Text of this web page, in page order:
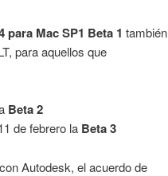
para Mac SP1 Beta 1 también
para aquellos que
Beta 2
de febrero la Beta 3
Autodesk, el acuerdo de